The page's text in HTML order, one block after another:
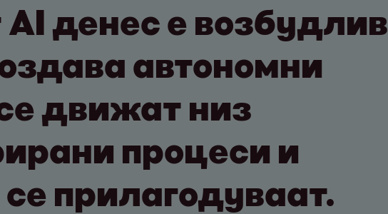
AI денес е возбудлив
автономни
движат низ
процеси и
прилагодуваат.